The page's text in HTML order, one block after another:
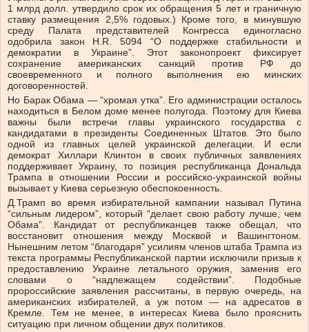
1 млрд долл. утвердило срок их обращения 5 лет и граничную
ставку размещения 2,5% годовых.) Кроме того, в минувшую
среду Палата представителей Конгресса единогласно
одобрила закон H.R. 5094 “О поддержке стабильности и
демократии в Украине”. Этот законопроект фиксирует
сохранение американских санкций против РФ до
своевременного и полного выполнения ею минских
договоренностей.
Но Барак Обама — “хромая утка”. Его администрации осталось
находиться в Белом доме менее полугода. Поэтому для Киева
важны были встречи главы украинского государства с
кандидатами в президенты Соединенных Штатов. Это было
одной из главных целей украинской делегации. И если
демократ Хиллари Клинтон в своих публичных заявлениях
поддерживает Украину, то позиция республиканца Дональда
Трампа в отношении России и российско-украинской войны
вызывает у Киева серьезную обеспокоенность.
Д.Трамп во время избирательной кампании называл Путина
“сильным лидером”, который “делает свою работу лучше, чем
Обама”. Кандидат от республиканцев также обещал, что
восстановит отношения между Москвой и Вашингтоном.
Нынешним летом “благодаря” усилиям членов штаба Трампа из
текста программы Республиканской партии исключили призыв к
предоставлению Украине летального оружия, заменив его
словами о “надлежащем содействии”. Подобные
пророссийские заявления рассчитаны, в первую очередь, на
американских избирателей, а уж потом — на адресатов в
Кремле. Тем не менее, в интересах Киева было прояснить
ситуацию при личном общении двух политиков.